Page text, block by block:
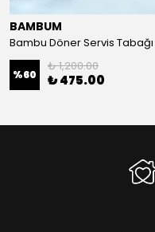
BAMBUM
%60
₺ 1,200.00
₺ 475.00